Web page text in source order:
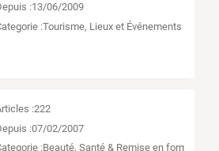
:13/06/2009
:Tourisme, Lieux et Événements
:222
:07/02/2007
:Beauté, Santé & Remise en forme